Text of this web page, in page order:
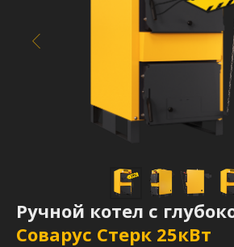
Ручной котел с
Соварус Стерк 25кВт